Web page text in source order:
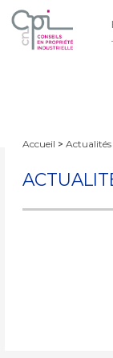
Accueil > Actualités